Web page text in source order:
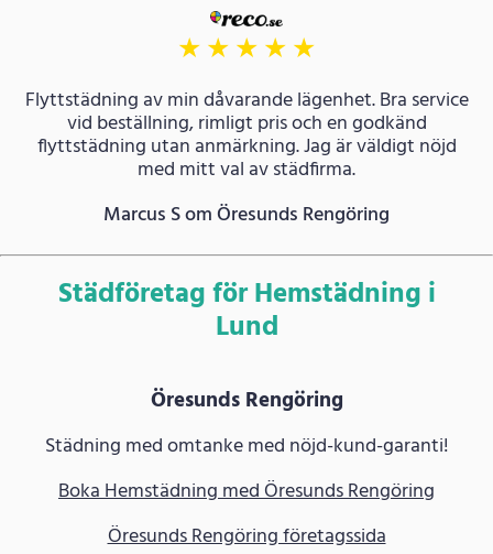
★★★★★
Flyttstädning av min dåvarande lägenhet. Bra service
vid beställning, rimligt pris och en godkänd
flyttstädning utan anmärkning. Jag är väldigt nöjd
med mitt val av städfirma.
Marcus S om Öresunds Rengöring
Städföretag för Hemstädning i
Lund
Öresunds Rengöring
Städning med omtanke med nöjd-kund-garanti!
Boka Hemstädning med Öresunds Rengöring
Öresunds Rengöring företagssida